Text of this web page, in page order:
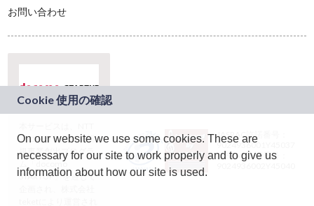
お問い合わせ
ドコモグループの新
規事業創出プログラ
ム「docomo
STARTUP」を通じて
JASRAC許諾番号：
9024936001Y45037
JASRAC許諾番号：
On our website we use some cookies. These are
necessary for our site to work properly and to give us
information about how our site is used.